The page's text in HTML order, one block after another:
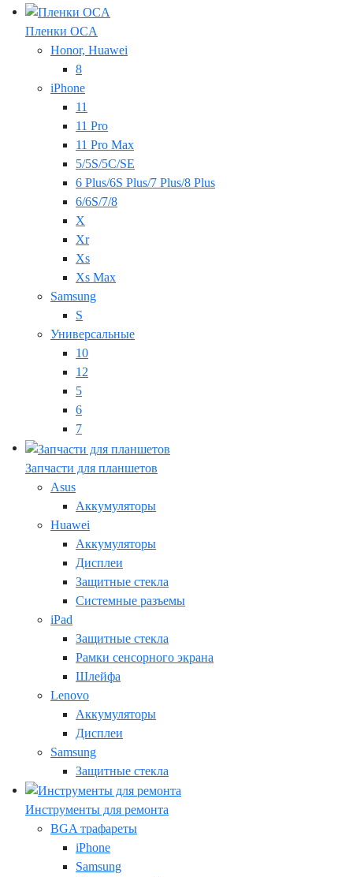
Пленки OCA
Honor, Huawei
8
iPhone
11
11 Pro
11 Pro Max
5/5S/5C/SE
6 Plus/6S Plus/7 Plus/8 Plus
6/6S/7/8
X
Xr
Xs
Xs Max
Samsung
S
Универсальные
10
12
5
6
7
Запчасти для планшетов
Asus
Аккумуляторы
Huawei
Аккумуляторы
Дисплеи
Защитные стекла
Системные разъемы
iPad
Защитные стекла
Рамки сенсорного экрана
Шлейфа
Lenovo
Аккумуляторы
Дисплеи
Samsung
Защитные стекла
Инструменты для ремонта
BGA трафареты
iPhone
Samsung